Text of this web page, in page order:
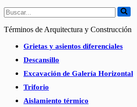
Buscar...
Términos de Arquitectura y Construcción
Grietas y asientos diferenciales
Descansillo
Excavación de Galería Horizontal
Triforio
Aislamiento térmico